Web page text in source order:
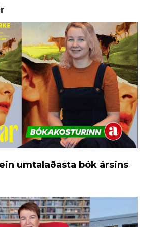
umtalaðasta bók ársins